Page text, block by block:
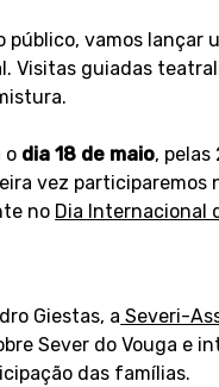
público, vamos lançar
Visitas guiadas
o dia 18 de maio, pelas
vez participaremos
no Dia Internacional
Giestas, a Severi-
Sever do Vouga e
das famílias.